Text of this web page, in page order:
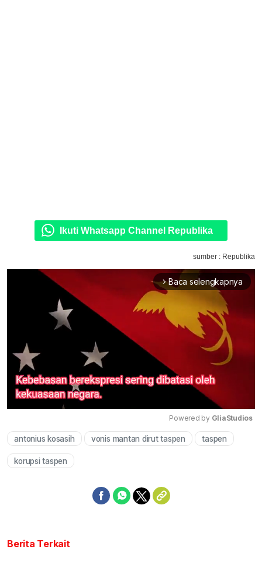
Ikuti Whatsapp Channel Republika
sumber : Republika
arrow_forward_ios Baca selengkapnya
Mute
Powered by GliaStudios
antonius kosasih vonis mantan dirut taspen taspen
korupsi taspen
Berita Terkait